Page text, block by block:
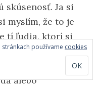
skúsenosť. Ja si
myslím, že to je
tí ľudia, ktorí si
si, že Nový
a nezáleží tam na
alebo
stránkach používame cookies